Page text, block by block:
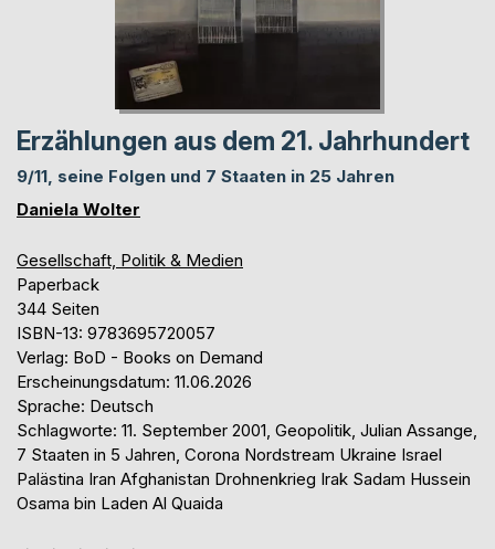
Erzählungen aus dem 21. Jahrhundert
9/11, seine Folgen und 7 Staaten in 25 Jahren
Daniela Wolter
Gesellschaft, Politik & Medien
Paperback
344 Seiten
ISBN-13: 9783695720057
Verlag: BoD - Books on Demand
Erscheinungsdatum: 11.06.2026
Sprache: Deutsch
Schlagworte: 11. September 2001, Geopolitik, Julian Assange,
7 Staaten in 5 Jahren, Corona Nordstream Ukraine Israel
Palästina Iran Afghanistan Drohnenkrieg Irak Sadam Hussein
Osama bin Laden Al Quaida